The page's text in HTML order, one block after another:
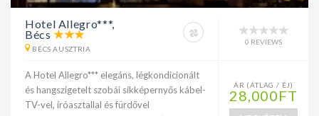
Hotel Allegro***,
Bécs
BÉCS AUSZTRIA
0 REVIEWS
A Hotel Allegro*** elegáns, légkondicionált
és hangszigetelt szobái síkképernyős kábel-
TV-vel, íróasztallal és fürdővel
ÁR (ÁTLAG / ÉJ)
28,000FT